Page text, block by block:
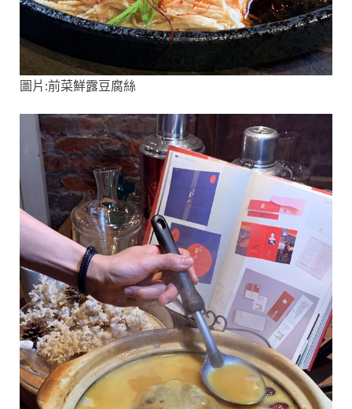
圖片:前菜鮮露豆腐絲